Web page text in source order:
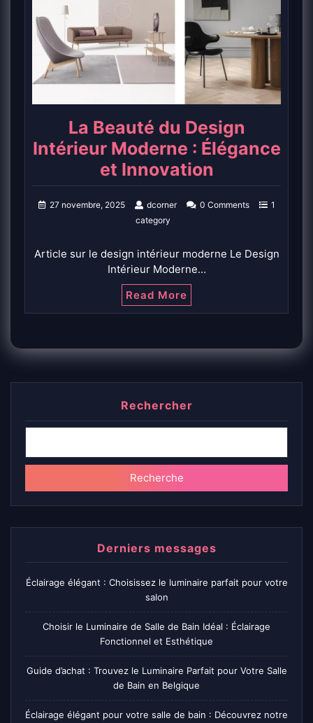
La Beauté du Design
Intérieur Moderne : Élégance
et Innovation
27 novembre, 2025 dcorner 0 Comments
1
category
Article sur le design intérieur moderne Le Design
Intérieur Moderne…
Read More
Rechercher
Recherche
Derniers messages
Éclairage élégant : Choisissez le luminaire parfait pour votre
salon
Choisir le Luminaire de Salle de Bain Idéal : Éclairage
Fonctionnel et Esthétique
Guide d’achat : Trouvez le Luminaire Parfait pour Votre Salle
de Bain en Belgique
Éclairage élégant pour votre salle de bain : Découvrez notre